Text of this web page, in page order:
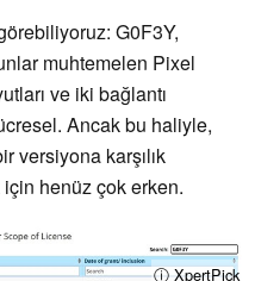
G0F3Y,
muhtemelen Pixel
ve iki bağlantı
Ancak bu haliyle,
versiyona karşılık
henüz çok erken.
ⓘ XpertPick